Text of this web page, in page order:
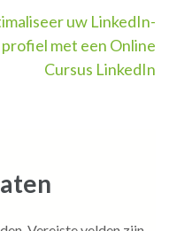
uw LinkedIn-
profiel met een Online
Cursus LinkedIn